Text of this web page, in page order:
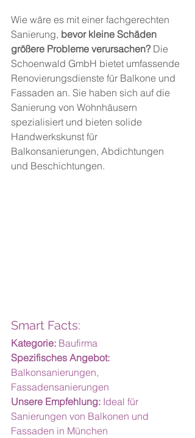
Wie wäre es mit einer fachgerechten
Sanierung, bevor kleine Schäden
größere Probleme verursachen? Die
Schoenwald GmbH bietet umfassende
Renovierungsdienste für Balkone und
Fassaden an. Sie haben sich auf die
Sanierung von Wohnhäusern
spezialisiert und bieten solide
Handwerkskunst für
Balkonsanierungen, Abdichtungen
und Beschichtungen.
Smart Facts:
Kategorie: Baufirma
Spezifisches Angebot:
Balkonsanierungen,
Fassadensanierungen
Unsere Empfehlung: Ideal für
Sanierungen von Balkonen und
Fassaden in München